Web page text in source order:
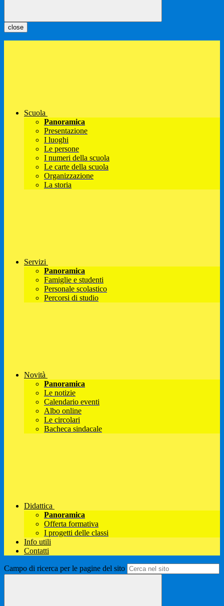
close
Scuola
Panoramica
Presentazione
I luoghi
Le persone
I numeri della scuola
Le carte della scuola
Organizzazione
La storia
Servizi
Panoramica
Famiglie e studenti
Personale scolastico
Percorsi di studio
Novità
Panoramica
Le notizie
Calendario eventi
Albo online
Le circolari
Bacheca sindacale
Didattica
Panoramica
Offerta formativa
I progetti delle classi
Info utili
Contatti
Campo di ricerca per le pagine del sito